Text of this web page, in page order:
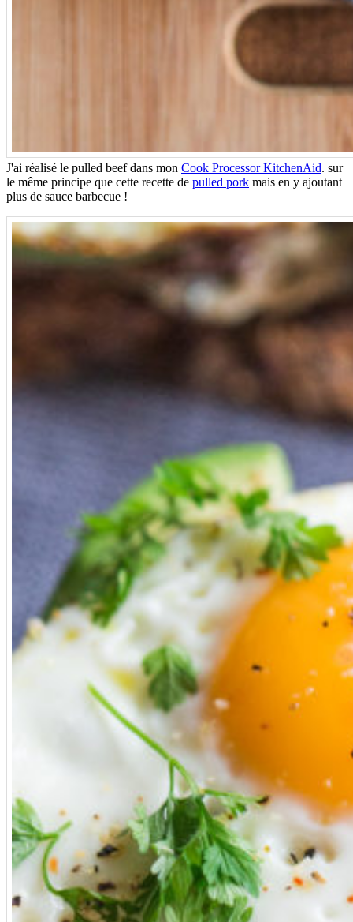
J'ai réalisé le pulled beef dans mon Cook Processor KitchenAid. sur
le même principe que cette recette de pulled pork mais en y ajoutant
plus de sauce barbecue !